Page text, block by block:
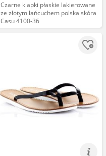
Czarne klapki płaskie lakierowane
ze złotym łańcuchem polska skóra
Casu 4100-36